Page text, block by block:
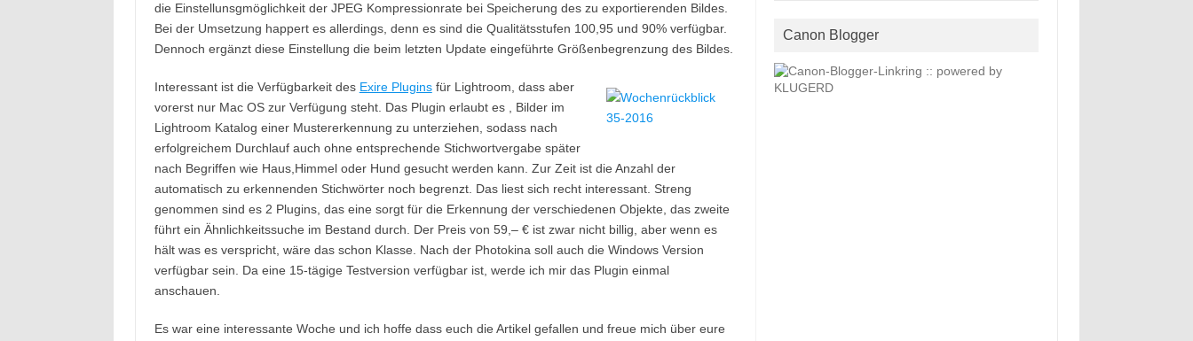
die Einstellunsgmöglichkeit der JPEG Kompressionrate bei Speicherung des zu exportierenden Bildes.
Bei der Umsetzung happert es allerdings, denn es sind die Qualitätsstufen 100,95 und 90% verfügbar.
Dennoch ergänzt diese Einstellung die beim letzten Update eingeführte Größenbegrenzung des Bildes.
Interessant ist die Verfügbarkeit des Exire Pluginsfür Lightroom, dass aber
vorerst nur Mac OS zur Verfügung steht. Das Plugin erlaubt es , Bilder im
Lightroom Katalog einer Mustererkennung zu unterziehen, sodass nach
erfolgreichem Durchlauf auch ohne entsprechende Stichwortvergabe später
nach Begriffen wie Haus,Himmel oder Hund gesucht werden kann. Zur Zeit ist die Anzahl der
automatisch zu erkennenden Stichwörter noch begrenzt. Das liest sich recht interessant. Streng
genommen sind es 2 Plugins, das eine sorgt für die Erkennung der verschiedenen Objekte, das zweite
führt ein Ähnlichkeitssuche im Bestand durch. Der Preis von 59,– € ist zwar nicht billig, aber wenn es
hält was es verspricht, wäre das schon Klasse. Nach der Photokina soll auch die Windows Version
verfügbar sein. Da eine 15-tägige Testversion verfügbar ist, werde ich mir das Plugin einmal
anschauen.
Es war eine interessante Woche und ich hoffe dass euch die Artikel gefallen und freue mich über eure
Canon Blogger